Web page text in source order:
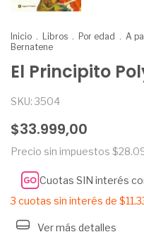
Inicio . Libros . Por edad . A
Bernatene
El Principito
SKU: 3504
$33.999,00
Precio sin impuestos
Cuotas SIN interés
3 cuotas sin interés de
Ver más detalles